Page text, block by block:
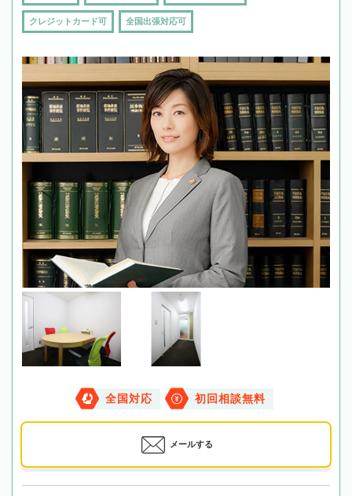
クレジットカード可 全国出張対応可
全国対応 初回相談無料
メールする